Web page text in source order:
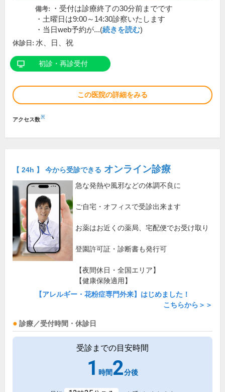
備考:
・受付は診療終了の30分前までです
・土曜日は9:00～14:30診察いたします
・当日web予約が...(続きを読む)
休診日: 水、日、祝
初診・再診受付
この医院の詳細をみる
アクセス数※
【 24h 】 今から受診できる オンライン診療
急な発熱や風邪などの体調不良に
ご自宅・オフィスで受診出来ます
お薬はお近くの薬局、宅配便でお受け取り
登園許可証・診断書も発行可
【夜間休日・全国エリア】
【健康保険適用】
【アレルギー・花粉症専門外来】はじめました！
こちらから＞＞
診療／受付時間・休診日
受診までの目安時間
1 時間2分後